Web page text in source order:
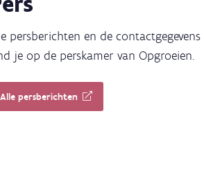
persberichten en de contactgegevens
je op de perskamer van Opgroeien.
Alle persberichten